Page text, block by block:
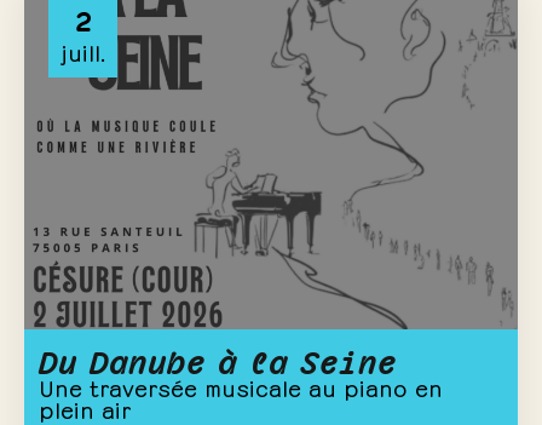
2
juill.
Du Danube à la Seine
Une traversée musicale au piano en
plein air